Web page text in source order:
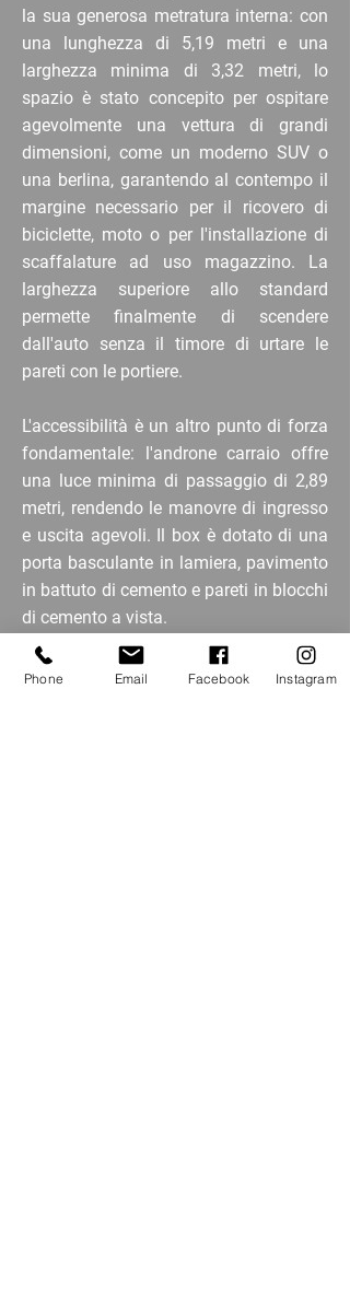
la sua generosa metratura interna: con
una lunghezza di 5,19 metri e una
larghezza minima di 3,32 metri, lo
spazio è stato concepito per ospitare
agevolmente una vettura di grandi
dimensioni, come un moderno SUV o
una berlina, garantendo al contempo il
margine necessario per il ricovero di
biciclette, moto o per l'installazione di
scaffalature ad uso magazzino. La
larghezza superiore allo standard
permette finalmente di scendere
dall'auto senza il timore di urtare le
pareti con le portiere.
L'accessibilità è un altro punto di forza
fondamentale: l'androne carraio offre
una luce minima di passaggio di 2,89
metri, rendendo le manovre di ingresso
e uscita agevoli. Il box è dotato di una
porta basculante in lamiera, pavimento
in battuto di cemento e pareti in blocchi
di cemento a vista.
Phone Email Facebook Instagram